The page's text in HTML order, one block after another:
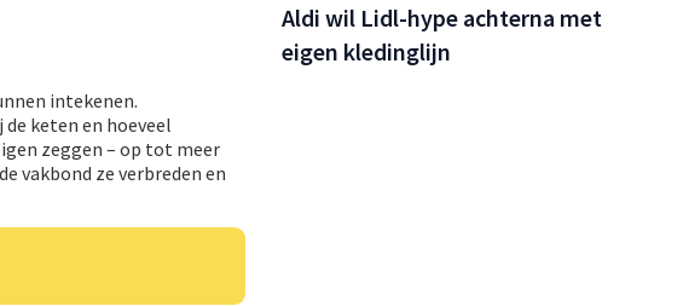
intekenen.
keten en hoeveel
zeggen – op tot meer
vakbond ze verbreden en
Aldi wil Lidl-hype achterna met
eigen kledinglijn